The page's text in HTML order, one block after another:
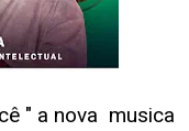
" a nova musica